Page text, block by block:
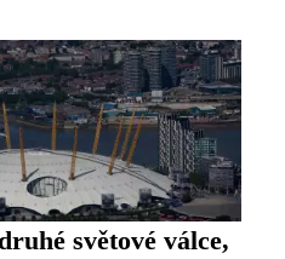
světové válce,